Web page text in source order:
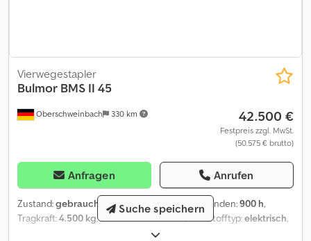
Oberschweinbach 330 km
Vierwegestapler
Bulmor BMS II 45
42.500 €
Festpreis zzgl. MwSt.
(50.575 € brutto)
Anfragen Anrufen
Zustand:gebraucht , Baujahr: , Betriebsstunden:900 h,
Tragkraft:4.500 kg, Hubhöhe:7.500 mm, Kraftstofftyp:elektrisch,
3.300 mm
Suche speichern